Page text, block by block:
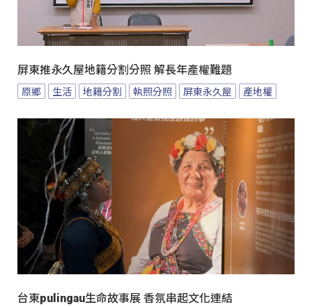
屏東推永久屋地籍分割分照 解長年產權難題
原鄉 生活 地籍分割 執照分照 屏東永久屋 產地權
台東pulingau生命故事展 香氛串起文化連結